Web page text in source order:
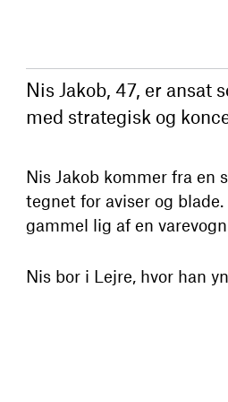
Nis Jakob, 47, er
med strategisk og
Nis Jakob kommer fra en
tegnet for aviser og
gammel lig af en
Nis bor i Lejre, hvor han